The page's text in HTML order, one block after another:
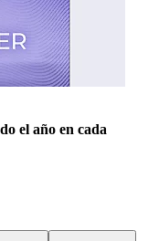
el año en cada